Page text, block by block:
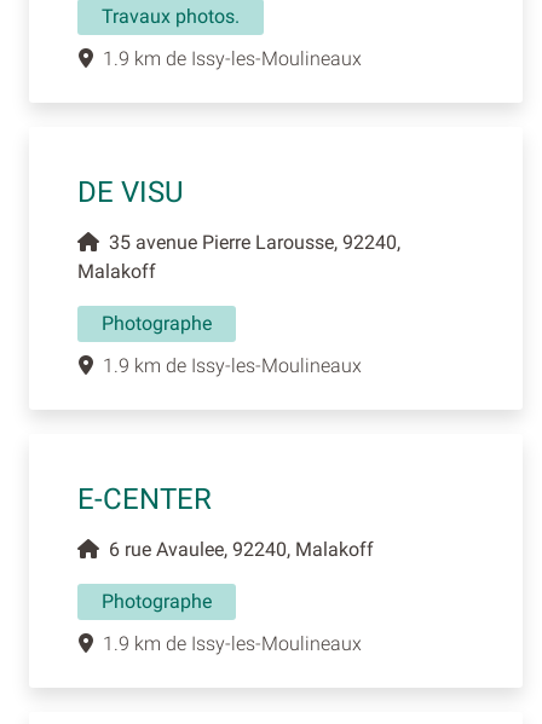
Travaux photos.
1.9 km de Issy-les-Moulineaux
DE VISU
35 avenue Pierre Larousse, 92240,
Malakoff
Photographe
1.9 km de Issy-les-Moulineaux
E-CENTER
6 rue Avaulee, 92240, Malakoff
Photographe
1.9 km de Issy-les-Moulineaux